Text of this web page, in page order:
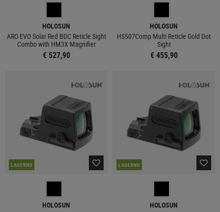
HOLOSUN
ARO EVO Solar Red BDC Reticle Sight
Combo with HM3X Magnifier
€ 527,90
HOLOSUN
HS507Comp Multi Reticle Gold Dot
Sight
€ 455,90
LAGERND
HOLOSUN
LAGERND
HOLOSUN